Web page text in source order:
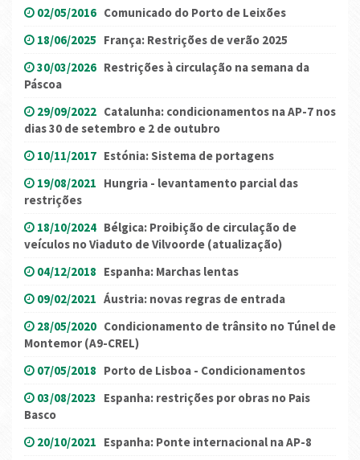
02/05/2016 Comunicado do Porto de Leixões
18/06/2025 França: Restrições de verão 2025
30/03/2026 Restrições à circulação na semana da
Páscoa
29/09/2022 Catalunha: condicionamentos na AP-7 nos
dias 30 de setembro e 2 de outubro
10/11/2017 Estónia: Sistema de portagens
19/08/2021 Hungria - levantamento parcial das
restrições
18/10/2024 Bélgica: Proibição de circulação de
veículos no Viaduto de Vilvoorde (atualização)
04/12/2018 Espanha: Marchas lentas
09/02/2021 Áustria: novas regras de entrada
28/05/2020 Condicionamento de trânsito no Túnel de
Montemor (A9-CREL)
07/05/2018 Porto de Lisboa - Condicionamentos
03/08/2023 Espanha: restrições por obras no Pais
Basco
20/10/2021 Espanha: Ponte internacional na AP-8